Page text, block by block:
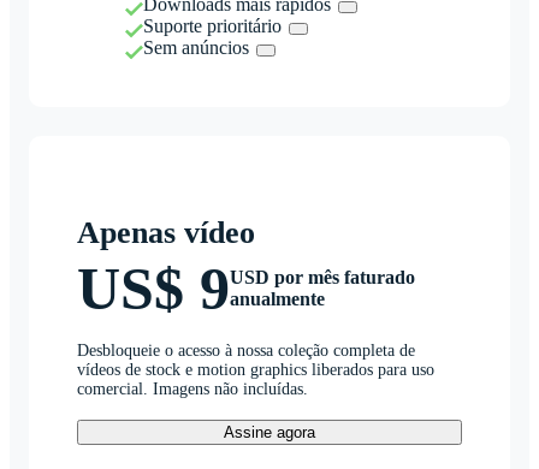
Downloads mais rápidos
Suporte prioritário
Sem anúncios
Apenas vídeo
US$ 9USD por mês faturado
anualmente
Desbloqueie o acesso à nossa coleção completa de
vídeos de stock e motion graphics liberados para uso
comercial. Imagens não incluídas.
Assine agora